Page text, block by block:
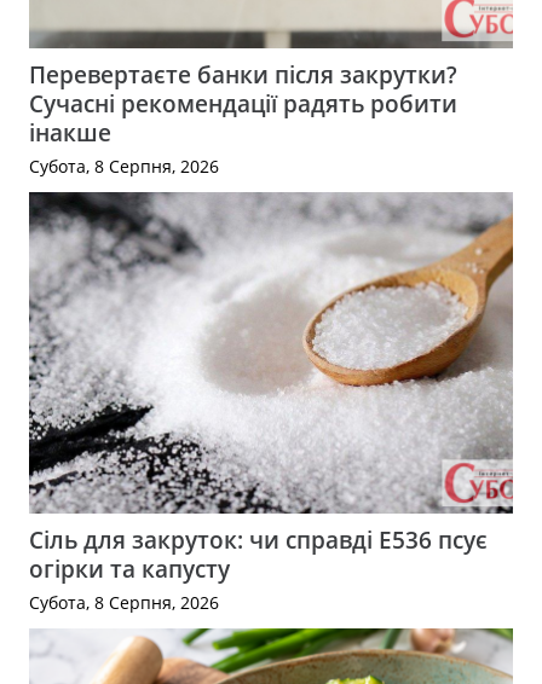
Перевертаєте банки після закрутки?
Сучасні рекомендації радять робити
інакше
Субота, 8 Серпня, 2026
Сіль для закруток: чи справді Е536 псує
огірки та капусту
Субота, 8 Серпня, 2026